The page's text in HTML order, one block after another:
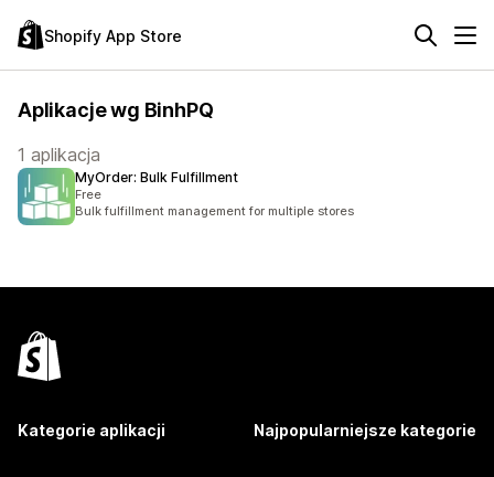
Shopify App Store
Aplikacje wg BinhPQ
1 aplikacja
MyOrder: Bulk Fulfillment
Free
Bulk fulfillment management for multiple stores
Kategorie aplikacji Najpopularniejsze kategorie